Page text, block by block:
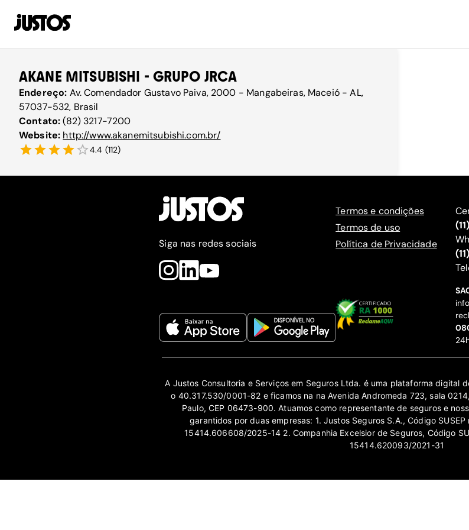
AKANE MITSUBISHI - GRUPO JRCA
Endereço: Av. Comendador Gustavo Paiva, 2000 - Mangabeiras, Maceió - AL,
57037-532, Brasil
Contato:(82) 3217-7200
Website: http://www.akanemitsubishi.com.br/
4.4 (112)
Siga nas redes sociais
Termos e condições
Termos de uso
Política de Privacidade
A Justos Consultoria e Serviços em Seguros Ltda. é uma plataforma digital
o 40.317.530/0001-82 e ficamos na na Avenida Andromeda 723, sala
Paulo, CEP 06473-900. Atuamos como representante de seguros e
garantidos por duas empresas: 1. Justos Seguros S.A., Código
15414.606608/2025-14 2. Companhia Excelsior de Seguros, Código
15414.620093/2021-31